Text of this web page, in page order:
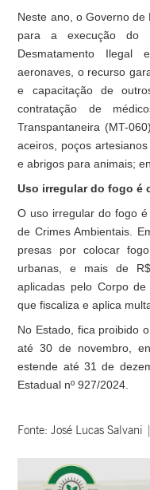
Neste ano, o Governo
para a execução do
Desmatamento Ilegal
aeronaves, o recurso
e capacitação de
contratação de
Transpantaneira (MT-
aceiros, poços
e abrigos para animais;
Uso irregular do fogo é
O uso irregular do fogo
de Crimes Ambientais.
presas por colocar
urbanas, e mais de
aplicadas pelo Corpo
que fiscaliza e aplica
No Estado, fica proibido
até 30 de novembro,
estende até 31 de
Estadual nº 927/2024.
Fonte: José Lucas Salvani